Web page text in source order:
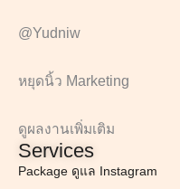
@Yudniw
หยุดนิ้ว Marketing
ดูผลงานเพิ่มเติม
Services
Package ดูแล Instagram